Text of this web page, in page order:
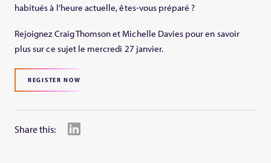
habitués à l’heure actuelle, êtes-vous préparé ?
Rejoignez Craig Thomson et Michelle Davies pour en savoir
plus sur ce sujet le mercredi 27 janvier.
REGISTER NOW
Share this: